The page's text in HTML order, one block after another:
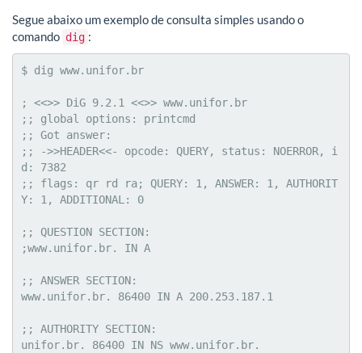
Segue abaixo um exemplo de consulta simples usando o
comando dig :
$ dig www.unifor.br
; <<>> DiG 9.2.1 <<>> www.unifor.br
;; global options: printcmd
;; Got answer:
;; ->>HEADER<<- opcode: QUERY, status: NOERROR, i
d: 7382
;; flags: qr rd ra; QUERY: 1, ANSWER: 1, AUTHORIT
Y: 1, ADDITIONAL: 0
;; QUESTION SECTION:
;www.unifor.br. IN A
;; ANSWER SECTION:
www.unifor.br. 86400 IN A 200.253.187.1
;; AUTHORITY SECTION:
unifor.br. 86400 IN NS www.unifor.br.